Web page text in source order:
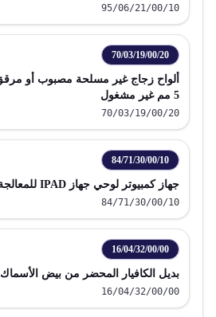
95/06/21/00/10
70/03/19/00/20
5 مم غير مشغول
70/03/19/00/20
84/71/30/00/10
جهاز كمبيوتر لوحي جهاز IPAD للمعالجة الذاتية للمعلومات
84/71/30/00/10
16/04/32/00/00
بديل الكافيار المحضر من بيض الأسماك
16/04/32/00/00